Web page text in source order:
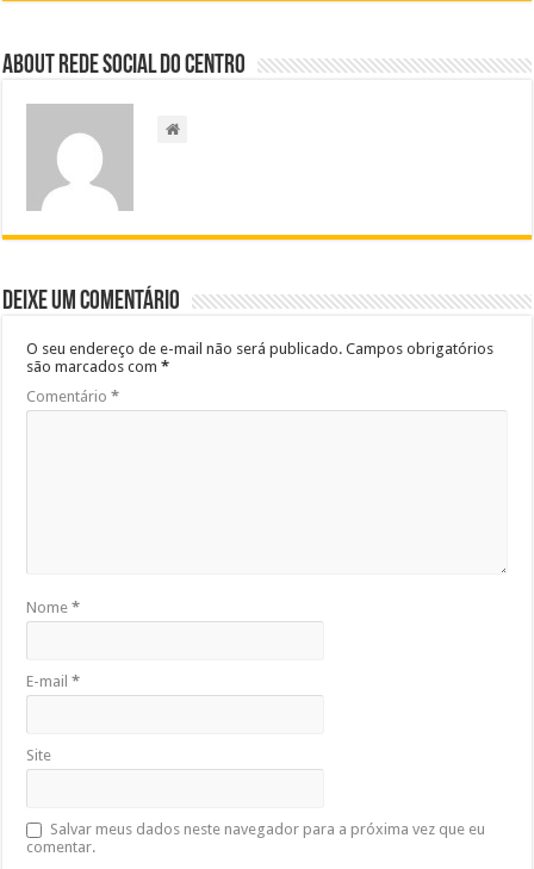
About Rede Social do Centro
Deixe um comentário
O seu endereço de e-mail não será publicado. Campos obrigatórios
são marcados com*
Comentário*
Nome*
E-mail*
Site
Salvar meus dados neste navegador para a próxima vez que eu
comentar.